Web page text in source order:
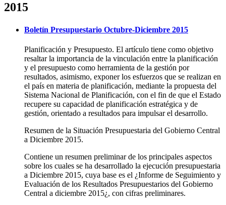
2015
Boletín Presupuestario Octubre-Diciembre 2015
Planificación y Presupuesto. El artículo tiene como objetivo
resaltar la importancia de la vinculación entre la planificación
y el presupuesto como herramienta de la gestión por
resultados, asimismo, exponer los esfuerzos que se realizan en
el país en materia de planificación, mediante la propuesta del
Sistema Nacional de Planificación, con el fin de que el Estado
recupere su capacidad de planificación estratégica y de
gestión, orientado a resultados para impulsar el desarrollo.
Resumen de la Situación Presupuestaria del Gobierno Central
a Diciembre 2015.
Contiene un resumen preliminar de los principales aspectos
sobre los cuales se ha desarrollado la ejecución presupuestaria
a Diciembre 2015, cuya base es el ¿Informe de Seguimiento y
Evaluación de los Resultados Presupuestarios del Gobierno
Central a diciembre 2015¿, con cifras preliminares.